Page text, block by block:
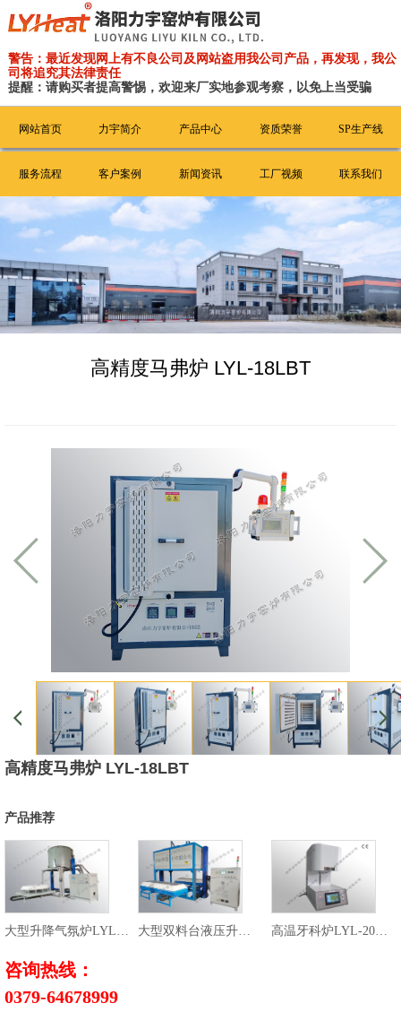
警告：最近发现网上有不良公司及网站盗用我公司产品，再发现，我公
司将追究其法律责任
提醒：请购买者提高警惕，欢迎来厂实地参观考察，以免上当受骗
网站首页 力宇简介 产品中心 资质荣誉 SP生产线
服务流程 客户案例 新闻资讯 工厂视频 联系我们
高精度马弗炉 LYL-18LBT
高精度马弗炉 LYL-18LBT
产品推荐
大型双料台液压升降炉LYL-14BYSL 高温牙科炉LYL-20DKL
咨询热线：
0379-64678999